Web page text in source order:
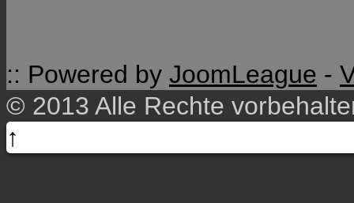
:: Powered by JoomLeague -
© 2013 Alle Rechte
↑